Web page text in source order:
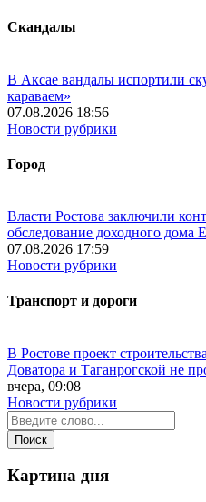
Скандалы
В Аксае вандалы испортили
караваем»
07.08.2026 18:56
Новости рубрики
Город
Власти Ростова заключили
обследование доходного дома
07.08.2026 17:59
Новости рубрики
Транспорт и дороги
В Ростове проект
Доватора и Таганрогской не
вчера, 09:08
Новости рубрики
Картина дня